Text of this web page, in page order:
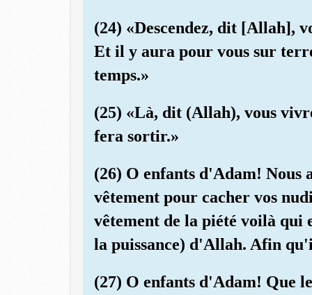
(24) «Descendez, dit [Allah],
Et il y aura pour vous sur
temps.»
(25) «Là, dit (Allah), vous
fera sortir.»
(26) O enfants d'Adam! Nous
vêtement pour cacher vos
vêtement de la piété voilà qui
la puissance) d'Allah. Afin
(27) O enfants d'Adam! Que